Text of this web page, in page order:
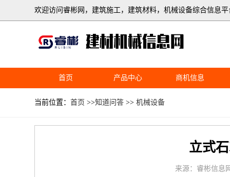
欢迎访问睿彬网，建筑施工，建筑材料，机械设备综合信息平
首页 产品中心 商机信息
当前位置：首页 >>知道问答 >>机械设备
立式
来源：睿彬信息